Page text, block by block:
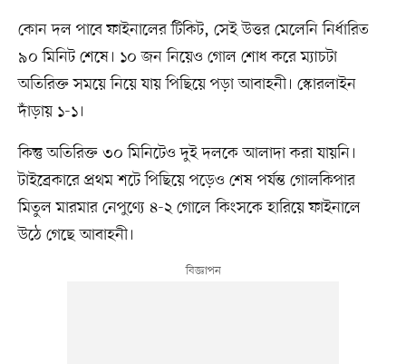
কোন দল পাবে ফাইনালের টিকিট, সেই উত্তর মেলেনি নির্ধারিত
৯০ মিনিট শেষে। ১০ জন নিয়েও গোল শোধ করে ম্যাচটা
অতিরিক্ত সময়ে নিয়ে যায় পিছিয়ে পড়া আবাহনী। স্কোরলাইন
দাঁড়ায় ১-১।
কিন্তু অতিরিক্ত ৩০ মিনিটেও দুই দলকে আলাদা করা যায়নি।
টাইব্রেকারে প্রথম শটে পিছিয়ে পড়েও শেষ পর্যন্ত গোলকিপার
মিতুল মারমার নেপুণ্যে ৪-২ গোলে কিংসকে হারিয়ে ফাইনালে
উঠে গেছে আবাহনী।